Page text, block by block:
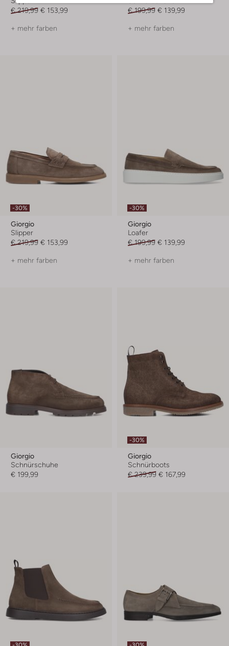
€ 219,99 € 153,99
+ mehr farben
€ 199,99 € 139,99
+ mehr farben
-30%
Giorgio
Slipper
€ 219,99 € 153,99
+ mehr farben
-30%
Giorgio
Loafer
€ 199,99 € 139,99
+ mehr farben
Giorgio
Schnürschuhe
€ 199,99
-30%
Giorgio
Schnürboots
€ 239,99 € 167,99